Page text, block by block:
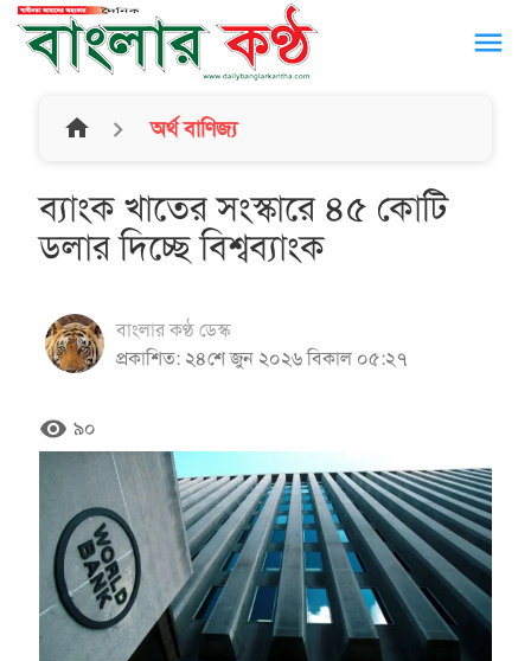
menu
home অর্থ বাণিজ্য
ব্যাংক খাতের সংস্কারে ৪৫ কোটি
ডলার দিচ্ছে বিশ্বব্যাংক
বাংলার কণ্ঠ ডেস্ক
প্রকাশিত: ২৪শে জুন ২০২৬ বিকাল ০৫:২৭
remove_red_eye ৯০